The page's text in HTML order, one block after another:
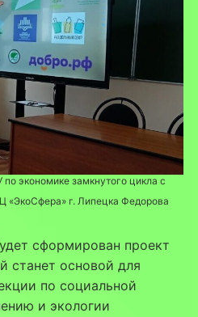
экономике замкнутого цикла с
г. Липецка Федорова
сформирован проект
станет основой для
по социальной
и экологии